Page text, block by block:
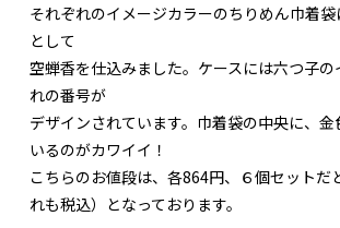
それぞれのイメージカラーのちりめん巾着袋
として
空蝉香を仕込みました。ケースには六つ子
れの番号が
デザインされています。巾着袋の中央に、金
いるのがカワイイ！
こちらのお値段は、各864円、６個セットだ
れも税込）となっております。